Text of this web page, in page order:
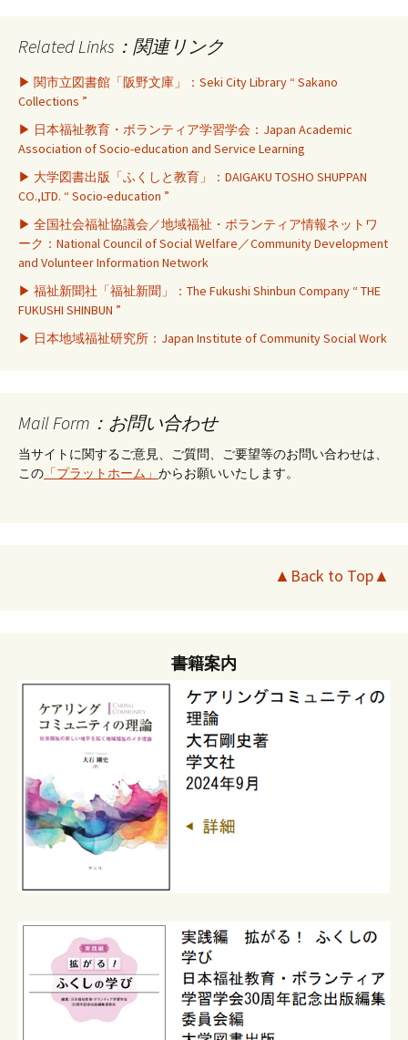
Related Links：関連リンク
▶ 関市立図書館「阪野文庫」：Seki City Library “ Sakano
Collections ”
▶ 日本福祉教育・ボランティア学習学会：Japan Academic
Association of Socio-education and Service Learning
▶ 大学図書出版「ふくしと教育」：DAIGAKU TOSHO SHUPPAN
CO.,LTD. “ Socio-education ”
▶ 全国社会福祉協議会／地域福祉・ボランティア情報ネットワ
ーク：National Council of Social Welfare／Community Development
and Volunteer Information Network
▶ 福祉新聞社「福祉新聞」：The Fukushi Shinbun Company “ THE
FUKUSHI SHINBUN ”
▶ 日本地域福祉研究所：Japan Institute of Community Social Work
Mail Form：お問い合わせ
当サイトに関するご意見、ご質問、ご要望等のお問い合わせは、
この 「プラットホーム」 からお願いいたします。
▲Back to Top▲
書籍案内